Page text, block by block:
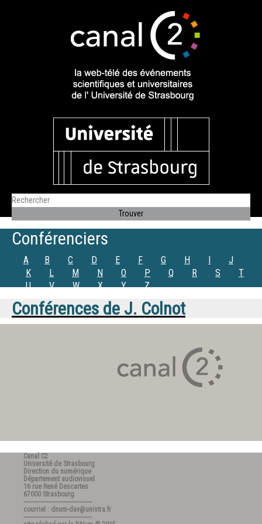
Conférenciers
A B C D E F G H I
J
K
L M N O P Q R S
T
U
V W X Y Z
Conférences de J. Colnot
Canal C2
Université de Strasbourg
Direction du numérique
Département audiovisuel
16 rue René Descartes
67000 Strasbourg
---------------------------------------
courriel : dnum-dav@unistra.fr
---------------------------------------